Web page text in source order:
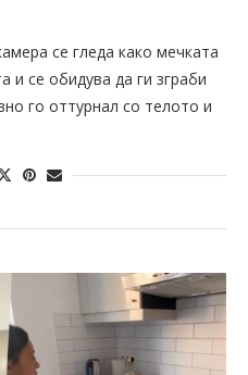
се гледа како мечката
и се обидува да ги зграби
го оттурнал со телото и